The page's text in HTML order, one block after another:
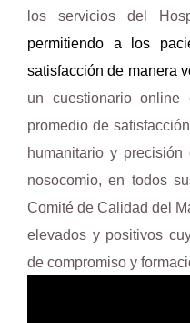
los servicios del
permitiendo a los
satisfacción de manera
un cuestionario
promedio de
humanitario y precisión
nosocomio, en todos
Comité de Calidad del
elevados y positivos
de compromiso y